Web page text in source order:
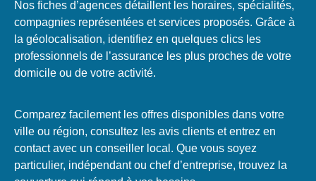
Nos fiches d’agences détaillent les horaires, spécialités,
compagnies représentées et services proposés. Grâce à
la géolocalisation, identifiez en quelques clics les
professionnels de l’assurance les plus proches de votre
domicile ou de votre activité.
Comparez facilement les offres disponibles dans votre
ville ou région, consultez les avis clients et entrez en
contact avec un conseiller local. Que vous soyez
particulier, indépendant ou chef d’entreprise, trouvez la